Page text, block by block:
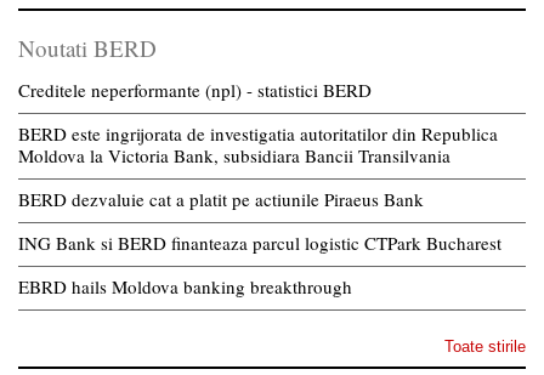
Noutati BERD
Creditele neperformante (npl) - statistici BERD
BERD este ingrijorata de investigatia autoritatilor din Republica
Moldova la Victoria Bank, subsidiara Bancii Transilvania
BERD dezvaluie cat a platit pe actiunile Piraeus Bank
ING Bank si BERD finanteaza parcul logistic CTPark Bucharest
EBRD hails Moldova banking breakthrough
Toate stirile